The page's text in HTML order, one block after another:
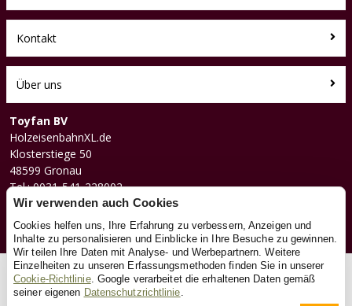
Kontakt
Über uns
Toyfan BV
HolzeisenbahnXL.de
Klosterstiege 50
48599 Gronau
Tel.: 0031-541-228002
Facebook
Instagram
© 2026 Toyfan BV
Allgemeine Geschäftsbedingungen
Haftungsausschluss
Wir verwenden auch Cookies
Cookies helfen uns, Ihre Erfahrung zu verbessern, Anzeigen und
Inhalte zu personalisieren und Einblicke in Ihre Besuche zu gewinnen.
Wir teilen Ihre Daten mit Analyse- und Werbepartnern. Weitere
Einzelheiten zu unseren Erfassungsmethoden finden Sie in unserer
Cookie-Richtlinie. Google verarbeitet die erhaltenen Daten gemäß
seiner eigenen Datenschutzrichtlinie